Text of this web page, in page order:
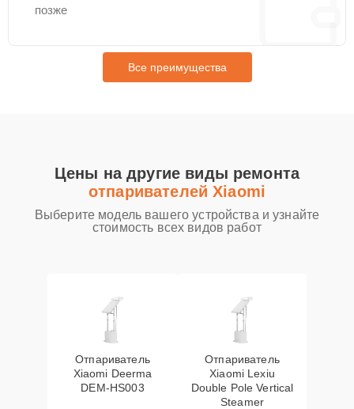
позже
Все преимущества
Цены на другие виды ремонта
отпаривателей Xiaomi
Выберите модель вашего устройства и узнайте
стоимость всех видов работ
Отпариватель
Xiaomi Deerma
DEM-HS003
Отпариватель
Xiaomi Lexiu
Double Pole Vertical
Steamer